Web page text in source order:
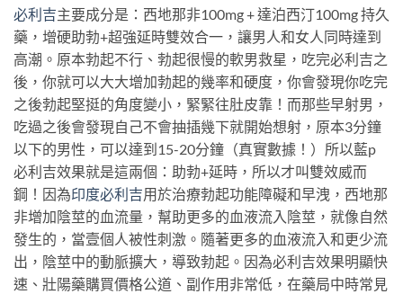
必利吉主要成分是：西地那非100mg + 達泊西汀100mg 持久
藥，增硬助勃+超強延時雙效合一，讓男人和女人同時達到
高潮。原本勃起不行、勃起很慢的軟男救星，吃完必利吉之
後，你就可以大大增加勃起的幾率和硬度，你會發現你吃完
之後勃起堅挺的角度變小，緊緊往肚皮靠！而那些早射男，
吃過之後會發現自己不會抽插幾下就開始想射，原本3分鐘
以下的男性，可以達到15-20分鐘（真實數據！）所以藍p
必利吉效果就是這兩個：助勃+延時，所以才叫雙效威而
鋼！因為印度必利吉用於治療勃起功能障礙和早洩，西地那
非增加陰莖的血流量，幫助更多的血液流入陰莖，就像自然
發生的，當壹個人被性刺激。隨著更多的血液流入和更少流
出，陰莖中的動脈擴大，導致勃起。因為必利吉效果明顯快
速、壯陽藥購買價格公道、副作用非常低，在藥局中時常見